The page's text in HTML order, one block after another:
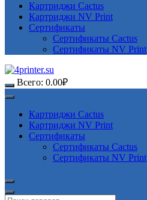
Картриджи Cactus
Картриджи NV Print
Сертификаты
Сертификаты Cactus
Сертификаты NV Print
Всего: 0.00₽
Картриджи Cactus
Картриджи NV Print
Сертификаты
Сертификаты Cactus
Сертификаты NV Print